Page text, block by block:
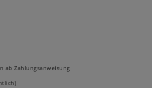
ab Zahlungsanweisung